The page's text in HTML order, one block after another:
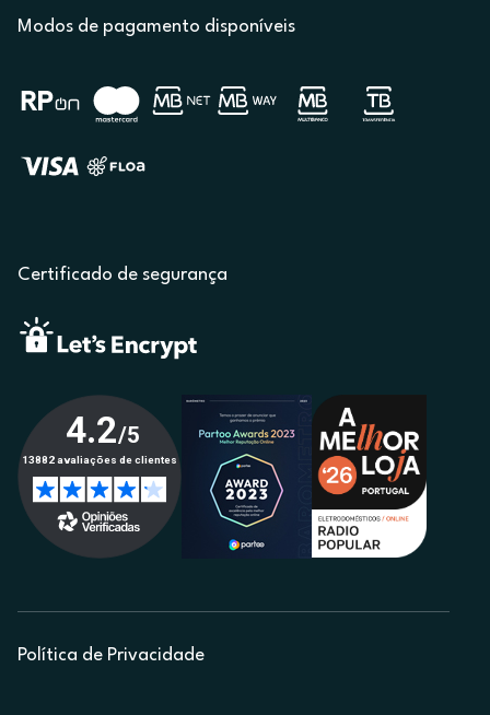
Modos de pagamento disponíveis
Certificado de segurança
Política de Privacidade